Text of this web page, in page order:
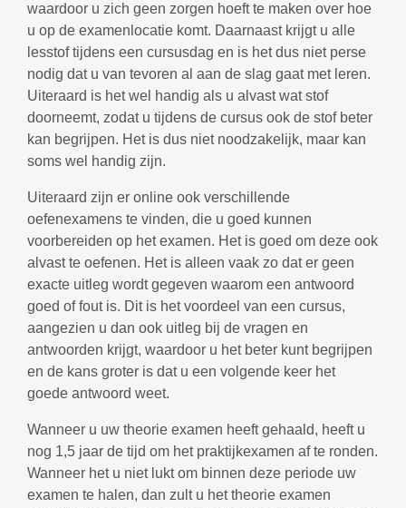
waardoor u zich geen zorgen hoeft te maken over hoe
u op de examenlocatie komt. Daarnaast krijgt u alle
lesstof tijdens een cursusdag en is het dus niet perse
nodig dat u van tevoren al aan de slag gaat met leren.
Uiteraard is het wel handig als u alvast wat stof
doorneemt, zodat u tijdens de cursus ook de stof beter
kan begrijpen. Het is dus niet noodzakelijk, maar kan
soms wel handig zijn.
Uiteraard zijn er online ook verschillende
oefenexamens te vinden, die u goed kunnen
voorbereiden op het examen. Het is goed om deze ook
alvast te oefenen. Het is alleen vaak zo dat er geen
exacte uitleg wordt gegeven waarom een antwoord
goed of fout is. Dit is het voordeel van een cursus,
aangezien u dan ook uitleg bij de vragen en
antwoorden krijgt, waardoor u het beter kunt begrijpen
en de kans groter is dat u een volgende keer het
goede antwoord weet.
Wanneer u uw theorie examen heeft gehaald, heeft u
nog 1,5 jaar de tijd om het praktijkexamen af te ronden.
Wanneer het u niet lukt om binnen deze periode uw
examen te halen, dan zult u het theorie examen